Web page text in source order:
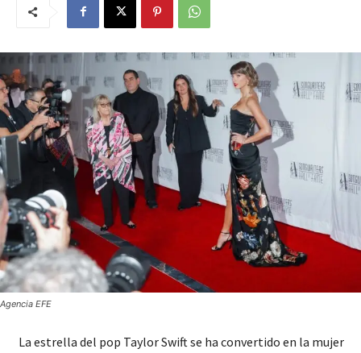
Agencia EFE
La estrella del pop Taylor Swift se ha convertido en la mujer